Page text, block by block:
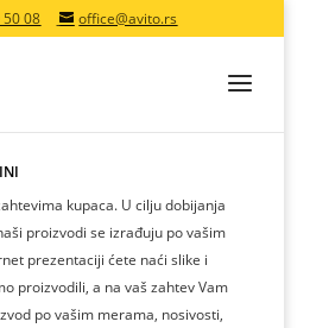
50 08 office@avito.rs
kupaca. U cilju dobijanja
proizvodi se izrađuju po vašim
prezentaciji ćete naći slike i
proizvodili, a na vaš zahtev Vam
po vašim merama, nosivosti,